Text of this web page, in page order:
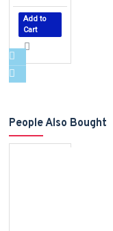
Add to
Cart
People Also Bought